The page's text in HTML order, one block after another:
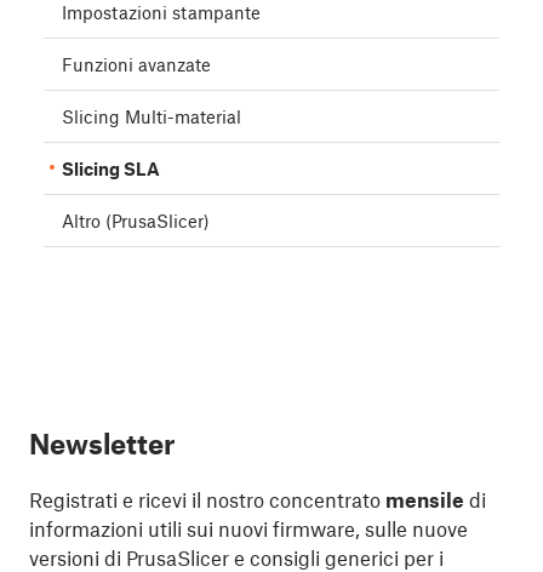
Impostazioni stampante
Funzioni avanzate
Slicing Multi-material
Slicing SLA
Altro (PrusaSlicer)
Newsletter
Registrati e ricevi il nostro concentrato mensile di
informazioni utili sui nuovi firmware, sulle nuove
versioni di PrusaSlicer e consigli generici per i